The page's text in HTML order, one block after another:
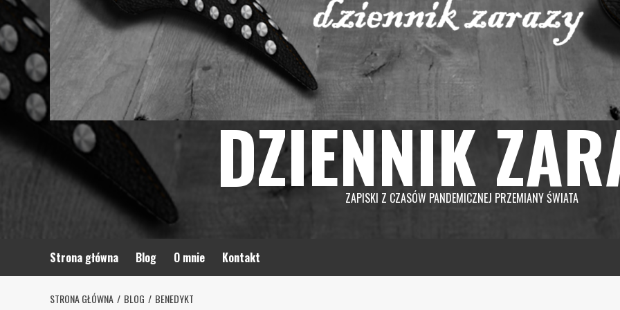
DZIENNIK
ZAPISKI Z CZASÓW PANDEMICZNEJ PRZEMIANY ŚWIATA
Strona główna Blog O mnie Kontakt
STRONA GŁÓWNA BLOG BENEDYKT